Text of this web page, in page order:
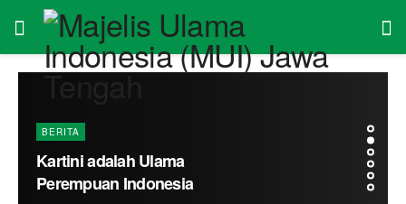
BERITA
Kartini adalah Ulama
Perempuan Indonesia